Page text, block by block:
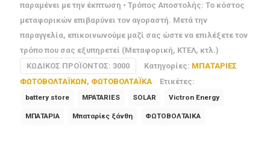
παραμένει με την έκπτωση • Τρόπος Αποστολής: Το κόστος
μεταφορικών επιβαρύνει τον αγοραστή. Μετά την
παραγγελία, επικοινωνούμε μαζί σας ώστε να επιλέξετε τον
τρόπο που σας εξυπηρετεί (Μεταφορική, ΚΤΕΛ, κτλ.)
ΚΩΔΙΚΌΣ ΠΡΟΪΌΝΤΟΣ: 3000 Κατηγορίες: ΜΠΑΤΑΡΙΕΣ
ΦΩΤΟΒΟΛΤΑΪΚΩΝ, ΦΩΤΟΒΟΛΤΑΪΚΑ Ετικέτες:
battery store MPATARIES SOLAR Victron Energy
ΜΠΑΤΑΡΙΑ Μπαταρίες ξάνθη ΦΩΤΟΒΟΛΤΑΙΚΑ